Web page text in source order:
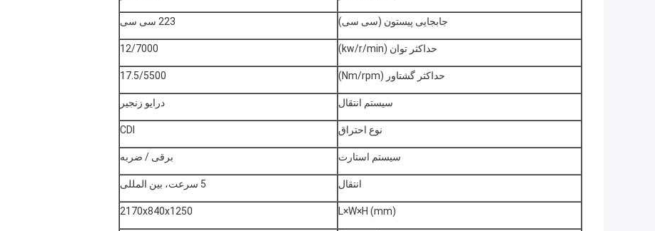
جابجایی پیستون (سی سی) 223 سی سی
حداکثر توان (kw/r/min) 12/7000
حداکثر گشتاور (Nm/rpm) 17.5/5500
سیستم انتقال درایو زنجیر
نوع احتراق CDI
سیستم استارت برقی / ضربه
انتقال 5 سرعت، بین المللی
L×W×H (mm)
2170x840x1250